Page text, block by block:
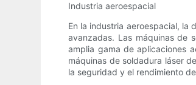
Industria aeroespacial
En la industria aeroespacial, la
avanzadas. Las máquinas de
amplia gama de aplicaciones
máquinas de soldadura láser
la seguridad y el rendimiento